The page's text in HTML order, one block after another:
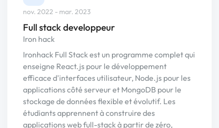
nov. 2022 - mar. 2023
Full stack developpeur
Iron hack
Ironhack Full Stack est un programme complet qui
enseigne React.js pour le développement
efficace d'interfaces utilisateur, Node.js pour les
applications côté serveur et MongoDB pour le
stockage de données flexible et évolutif. Les
étudiants apprennent à construire des
applications web full-stack à partir de zéro,